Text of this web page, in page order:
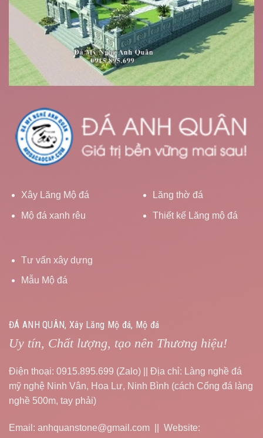
Xây Lăng Mộ đá
Mộ đá xanh rêu
Lăng thờ đá
Thiết kế Lăng mộ đá
Tư vấn xây dựng
Mẫu Mộ đá
ĐÁ ANH QUÂN, Xây Lăng Mộ đá, Mộ đá
Uy tín, Chất lượng, tạo nên Thương hiệu!
Điện thoại: 0915.895.699 (Zalo) || Địa chỉ: Làng nghề đá
mỹ nghệ Ninh Vân, Hoa Lư, Ninh Bình (cách Cổng đá làng
nghề 500m, tay phải)
Email: anhquanstone@gmail.com || Website: